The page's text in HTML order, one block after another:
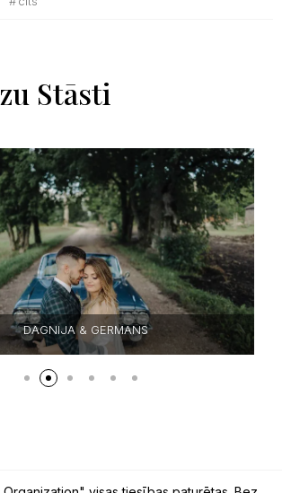
Stāsti
SIGNE & IVO